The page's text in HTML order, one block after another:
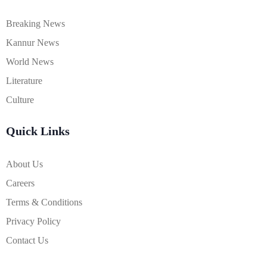
Breaking News
Kannur News
World News
Literature
Culture
Quick Links
About Us
Careers
Terms & Conditions
Privacy Policy
Contact Us